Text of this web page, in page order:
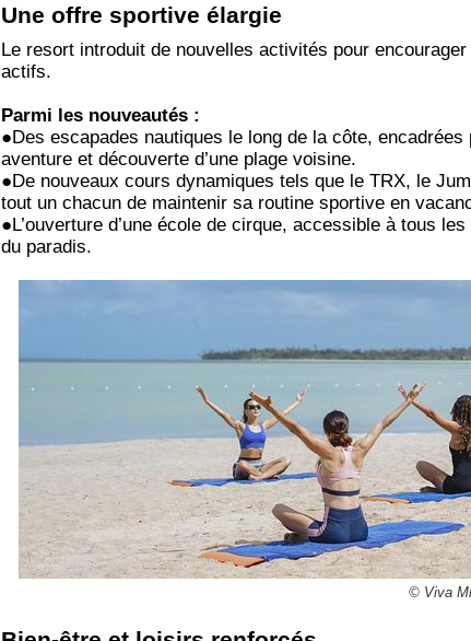
​Une offre sportive élargie
Le resort introduit de nouvelles activités pour
actifs.
Parmi les nouveautés :
●Des escapades nautiques le long de la côte,
aventure et découverte d’une plage voisine.
●De nouveaux cours dynamiques tels que le TRX, le
tout un chacun de maintenir sa routine sportive en
●L’ouverture d’une école de cirque, accessible à tous
du paradis.
© Viva